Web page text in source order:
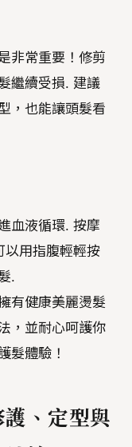
非常重要！修剪
繼續受損. 建議
，也能讓頭髮看
血液循環. 按摩
以用指腹輕輕按
.
有健康美麗燙髮
，並耐心呵護你
髮體驗！
、定型與